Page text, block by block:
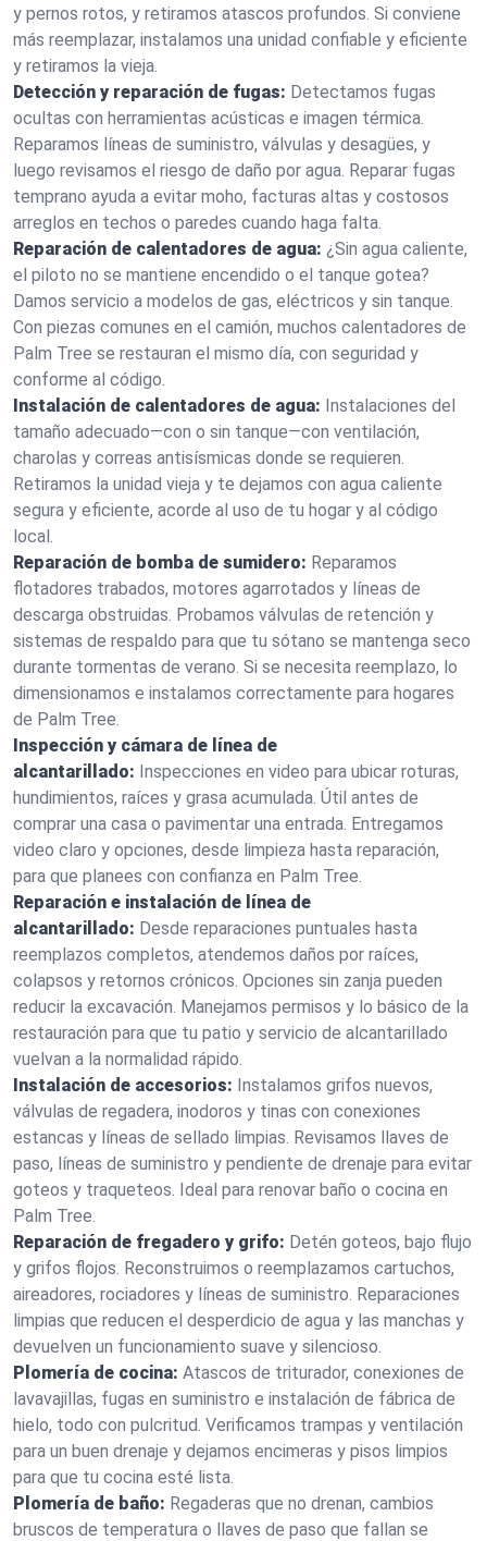
y pernos rotos, y retiramos atascos profundos. Si conviene
más reemplazar, instalamos una unidad confiable y eficiente
y retiramos la vieja.
Detección y reparación de fugas: Detectamos fugas
ocultas con herramientas acústicas e imagen térmica.
Reparamos líneas de suministro, válvulas y desagües, y
luego revisamos el riesgo de daño por agua. Reparar fugas
temprano ayuda a evitar moho, facturas altas y costosos
arreglos en techos o paredes cuando haga falta.
Reparación de calentadores de agua: ¿Sin agua caliente,
el piloto no se mantiene encendido o el tanque gotea?
Damos servicio a modelos de gas, eléctricos y sin tanque.
Con piezas comunes en el camión, muchos calentadores de
Palm Tree se restauran el mismo día, con seguridad y
conforme al código.
Instalación de calentadores de agua: Instalaciones del
tamaño adecuado—con o sin tanque—con ventilación,
charolas y correas antisísmicas donde se requieren.
Retiramos la unidad vieja y te dejamos con agua caliente
segura y eficiente, acorde al uso de tu hogar y al código
local.
Reparación de bomba de sumidero: Reparamos
flotadores trabados, motores agarrotados y líneas de
descarga obstruidas. Probamos válvulas de retención y
sistemas de respaldo para que tu sótano se mantenga seco
durante tormentas de verano. Si se necesita reemplazo, lo
dimensionamos e instalamos correctamente para hogares
de Palm Tree.
Inspección y cámara de línea de
alcantarillado: Inspecciones en video para ubicar roturas,
hundimientos, raíces y grasa acumulada. Útil antes de
comprar una casa o pavimentar una entrada. Entregamos
video claro y opciones, desde limpieza hasta reparación,
para que planees con confianza en Palm Tree.
Reparación e instalación de línea de
alcantarillado: Desde reparaciones puntuales hasta
reemplazos completos, atendemos daños por raíces,
colapsos y retornos crónicos. Opciones sin zanja pueden
reducir la excavación. Manejamos permisos y lo básico de la
restauración para que tu patio y servicio de alcantarillado
vuelvan a la normalidad rápido.
Instalación de accesorios: Instalamos grifos nuevos,
válvulas de regadera, inodoros y tinas con conexiones
estancas y líneas de sellado limpias. Revisamos llaves de
paso, líneas de suministro y pendiente de drenaje para evitar
goteos y traqueteos. Ideal para renovar baño o cocina en
Palm Tree.
Reparación de fregadero y grifo: Detén goteos, bajo flujo
y grifos flojos. Reconstruimos o reemplazamos cartuchos,
aireadores, rociadores y líneas de suministro. Reparaciones
limpias que reducen el desperdicio de agua y las manchas y
devuelven un funcionamiento suave y silencioso.
Plomería de cocina: Atascos de triturador, conexiones de
lavavajillas, fugas en suministro e instalación de fábrica de
hielo, todo con pulcritud. Verificamos trampas y ventilación
para un buen drenaje y dejamos encimeras y pisos limpios
para que tu cocina esté lista.
Plomería de baño: Regaderas que no drenan, cambios
bruscos de temperatura o llaves de paso que fallan se